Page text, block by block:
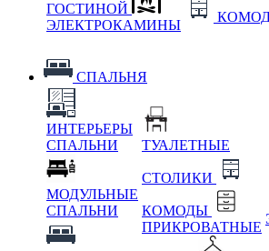
ГОСТИНОЙ
ЭЛЕКТРОКАМИНЫ
СПАЛЬНЯ
ИНТЕРЬЕРЫ
СПАЛЬНИ
МОДУЛЬНЫЕ
СПАЛЬНИ
ТУАЛЕТНЫЕ
СТОЛИКИ
КОМОДЫ
ПРИКРОВАТНЫЕ